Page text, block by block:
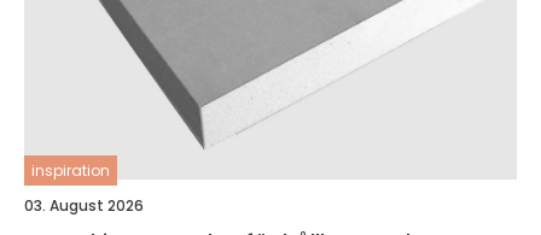
inspiration
03. August 2026